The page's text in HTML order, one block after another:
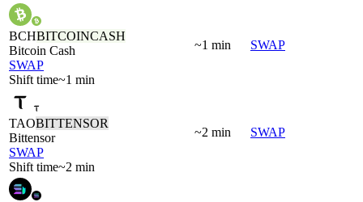
BCHBITCOINCASH
Bitcoin Cash
SWAP
Shift time~1 min
~1 min SWAP
TAOBITTENSOR
Bittensor
SWAP
Shift time~2 min
~2 min SWAP